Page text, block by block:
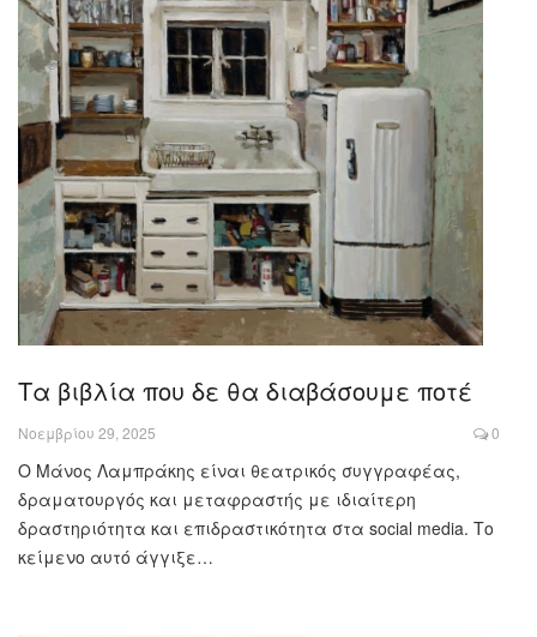
Τα βιβλία που δε θα διαβάσουμε ποτέ
Νοεμβρίου 29, 2025 0
Ο Μάνος Λαμπράκης είναι θεατρικός συγγραφέας,
δραματουργός και μεταφραστής με ιδιαίτερη
δραστηριότητα και επιδραστικότητα στα social media. Το
κείμενο αυτό άγγιξε…